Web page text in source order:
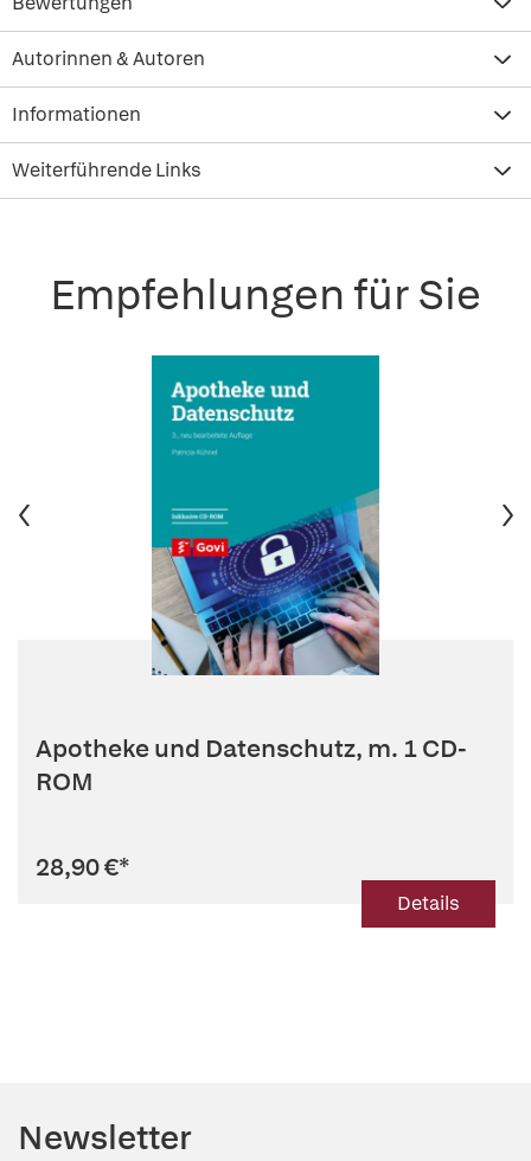
Autorinnen & Autoren
Informationen
Weiterführende Links
Empfehlungen für Sie
Apotheke und Datenschutz, m. 1 CD-
ROM
28,90 €*
Details
Newsletter